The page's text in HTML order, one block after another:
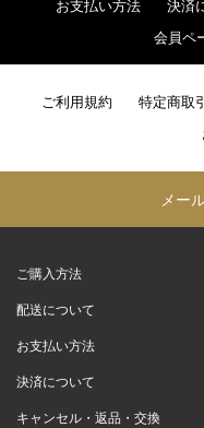
お支払い方法 決済
会員ペ
ご利用規約 特定商取
メー
ご購入方法
配送について
お支払い方法
決済について
キャンセル・返品・交換